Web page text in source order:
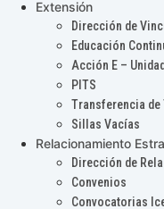
Extensión
Dirección de
Educación
Acción E –
PITS
Transferencia de
Sillas Vacías
Relacionamiento
Dirección de
Convenios
Convocatorias